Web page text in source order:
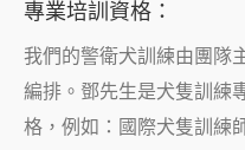
專業培訓資格：
我們的警衛犬訓練由團隊
編排。鄧先生是犬隻訓練
格，例如：國際犬隻訓練